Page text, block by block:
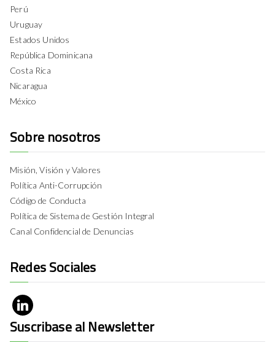
Perú
Uruguay
Estados Unidos
República Dominicana
Costa Rica
Nicaragua
México
Sobre nosotros
Misión, Visión y Valores
Política Anti-Corrupción
Código de Conducta
Política de Sistema de Gestión Integral
Canal Confidencial de Denuncias
Redes Sociales
Suscribase al Newsletter